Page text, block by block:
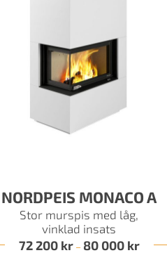
NORDPEIS MONACO A
Stor murspis med låg,
vinklad insats
72 200 kr – 80 000 kr